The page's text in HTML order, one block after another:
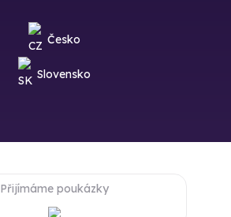
Česko
Slovensko
Přijímáme poukázky